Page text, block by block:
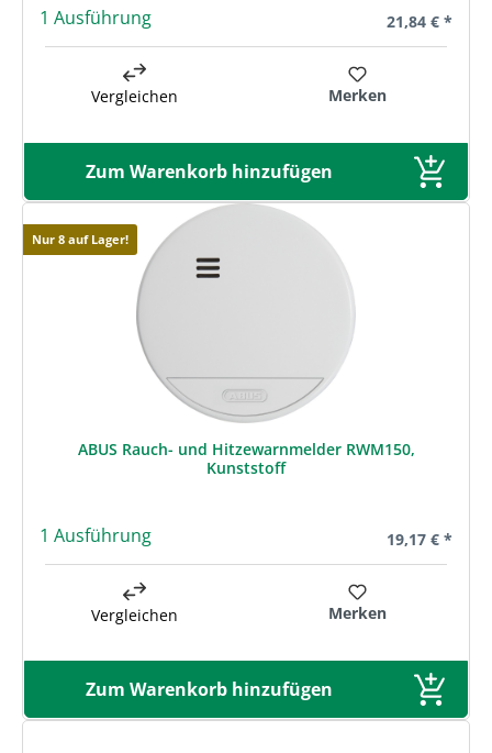
1 Ausführung Regulärer
21,84 € *
Vergleichen Merken
Zum Warenkorb hinzufügen
Nur 8 auf Lager!
ABUS Rauch- und Hitzewarnmelder RWM150,
Kunststoff
1 Ausführung Regulärer
19,17 € *
Vergleichen Merken
Zum Warenkorb hinzufügen